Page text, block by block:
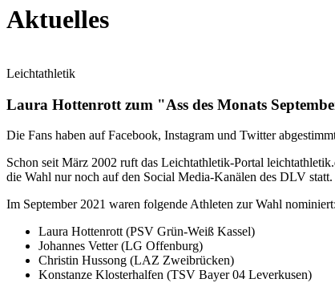
Aktuelles
Leichtathletik
Laura Hottenrott zum "Ass des Monats
Die Fans haben auf Facebook, Instagram und Twitter
Schon seit März 2002 ruft das Leichtathletik-Portal
die Wahl nur noch auf den Social Media-Kanälen des DLV statt.
Im September 2021 waren folgende Athleten zur Wahl nominiert:
Laura Hottenrott (PSV Grün-Weiß Kassel)
Johannes Vetter (LG Offenburg)
Christin Hussong (LAZ Zweibrücken)
Konstanze Klosterhalfen (TSV Bayer 04 Leverkusen)